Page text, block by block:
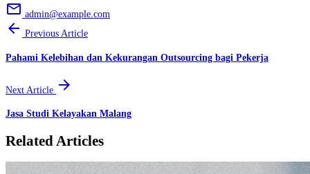
email admin@example.com
arrow_back Previous Article
Pahami Kelebihan dan Kekurangan Outsourcing bagi Pekerja
Next Article arrow_forward
Jasa Studi Kelayakan Malang
Related Articles